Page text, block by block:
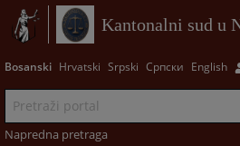
Kantonalni sud u
Bosanski Hrvatski Srpski Српски English
Napredna pretraga